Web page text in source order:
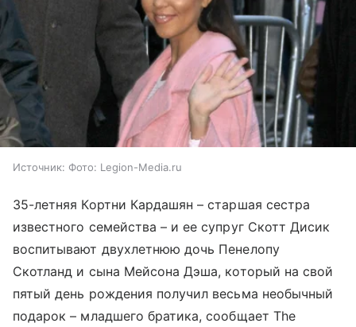
Источник: Фото: Legion-Media.ru
35-летняя Кортни Кардашян – старшая сестра
известного семейства – и ее супруг Скотт Дисик
воспитывают двухлетнюю дочь Пенелопу
Скотланд и сына Мейсона Дэша, который на свой
пятый день рождения получил весьма необычный
подарок – младшего братика, сообщает The